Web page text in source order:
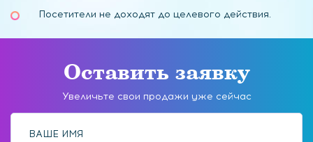
Посетители не доходят до целевого действия.
Оставить заявку
Увеличьте свои продажи уже сейчас